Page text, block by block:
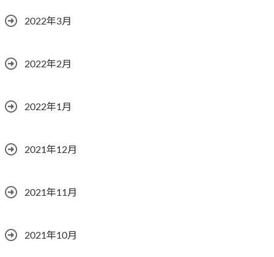
2022年3月
2022年2月
2022年1月
2021年12月
2021年11月
2021年10月